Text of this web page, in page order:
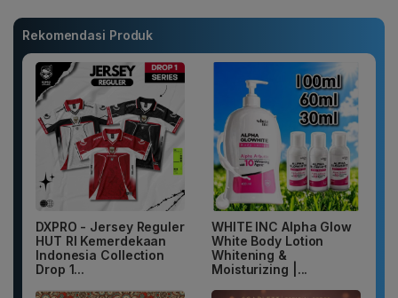
Rekomendasi Produk
DXPRO - Jersey Reguler
HUT RI Kemerdekaan
Indonesia Collection
Drop 1...
WHITE INC Alpha Glow
White Body Lotion
Whitening &
Moisturizing |...